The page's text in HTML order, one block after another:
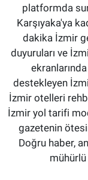
platformda
Karşıyaka'ya
dakika İzmir
duyuruları ve
destekleyen
İzmir otelleri
İzmir yol tarifi
gazetenin
Doğru haber,